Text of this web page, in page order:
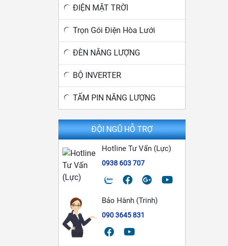
ĐIỆN MẶT TRỜI
Trọn Gói Điện Hòa Lưới
ĐÈN NĂNG LƯỢNG
BỘ INVERTER
TẤM PIN NĂNG LƯỢNG
ĐỘI NGŨ HỖ TRỢ
Hotline Tư Vấn (Lực)
0938 603 707
Bảo Hành (Trinh)
090 3645 831